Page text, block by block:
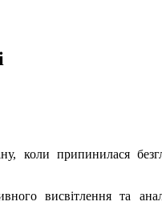
коли припинилася
висвітлення та